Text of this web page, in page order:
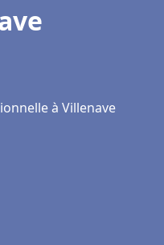
à Villenave